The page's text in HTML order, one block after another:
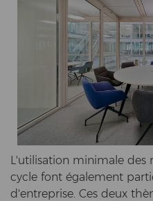
L'uti­li­sa­ti­on mi­ni­ma­le des
cycle font également
d'en­t­re­pri­se. Ces deux